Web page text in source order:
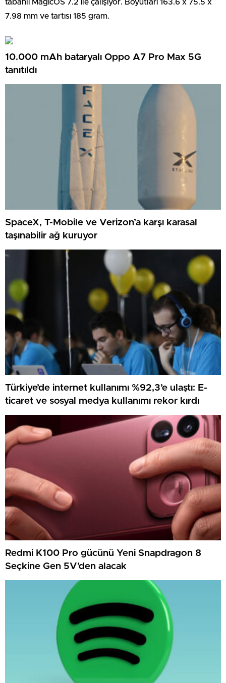
tabanlı MagicOS 7.2 ile çalışıyor. Boyutları 163.6 x 75.5 x
7.98 mm ve tartısı 185 gram.
10.000 mAh bataryalı Oppo A7 Pro Max 5G
tanıtıldı
SpaceX, T-Mobile ve Verizon’a karşı karasal
taşınabilir ağ kuruyor
Türkiye’de internet kullanımı %92,3’e ulaştı: E-
ticaret ve sosyal medya kullanımı rekor kırdı
Redmi K100 Pro gücünü Yeni Snapdragon 8
Seçkine Gen 5V’den alacak